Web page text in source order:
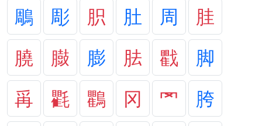
鵰
彫 胑 肚 周
胿
膮
臌 膨 胠 戵
脚
爯
氍 鸜 冈 罓
胯